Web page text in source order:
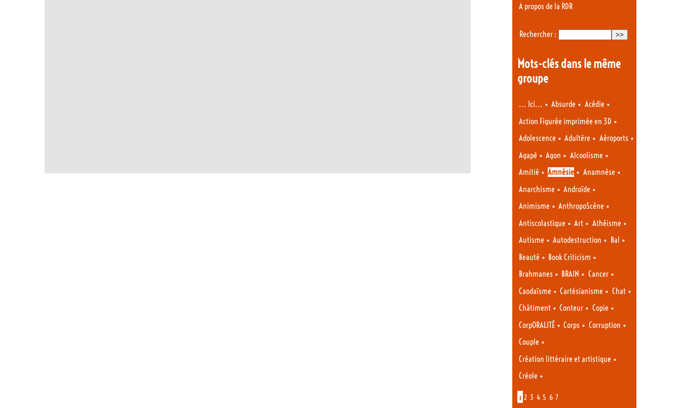
A propos de la RDR
Rechercher :
Mots-clés dans le même
groupe
... Ici... • Absurde • Acédie •
Action Figurée imprimée en 3D •
Adolescence • Adultère • Aéroports•
Agapè • Agon • Alcoolisme •
Amitié • Amnésie • Anamnèse •
Anarchisme • Androïde •
Animisme • AnthropoScène •
Antiscolastique • Art • Athéisme •
Autisme • Autodestruction • Bal •
Beauté • Book Criticism •
Brahmanes • BRAIN • Cancer•
Caodaïsme • Cartésianisme • Chat•
Châtiment • Conteur • Copie •
CorpORALITÉ • Corps • Corruption •
Couple •
Création littéraire et artistique •
Créole •
1 2 3 4 5 6 7